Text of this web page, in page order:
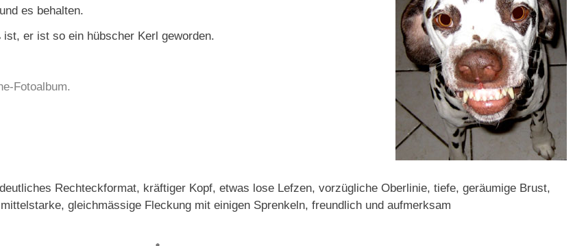
es behalten.
er ist so ein hübscher Kerl geworden.
Fotoalbum.
Rechteckformat, kräftiger Kopf, etwas lose Lefzen, vorzügliche Oberlinie, tiefe, geräumige Brust,
gleichmässige Fleckung mit einigen Sprenkeln, freundlich und aufmerksam